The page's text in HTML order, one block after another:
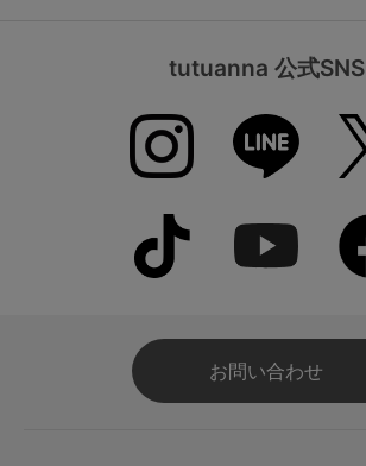
tutuanna 公式SNS
お問い合わせ